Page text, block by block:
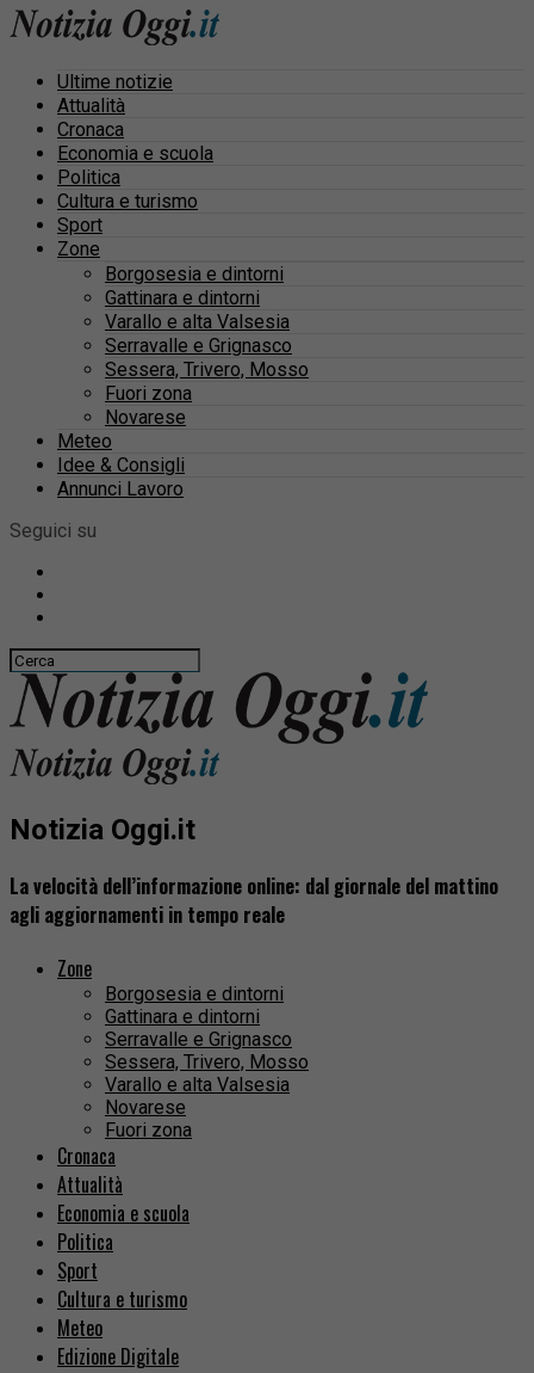
Ultime notizie
Attualità
Cronaca
Economia e scuola
Politica
Cultura e turismo
Sport
Zone
Borgosesia e dintorni
Gattinara e dintorni
Varallo e alta Valsesia
Serravalle e Grignasco
Sessera, Trivero, Mosso
Fuori zona
Novarese
Meteo
Idee & Consigli
Annunci Lavoro
Seguici su
Notizia Oggi.it
La velocità dell’informazione online: dal giornale del mattino
agli aggiornamenti in tempo reale
Zone
Borgosesia e dintorni
Gattinara e dintorni
Serravalle e Grignasco
Sessera, Trivero, Mosso
Varallo e alta Valsesia
Novarese
Fuori zona
Cronaca
Attualità
Economia e scuola
Politica
Sport
Cultura e turismo
Meteo
Edizione Digitale